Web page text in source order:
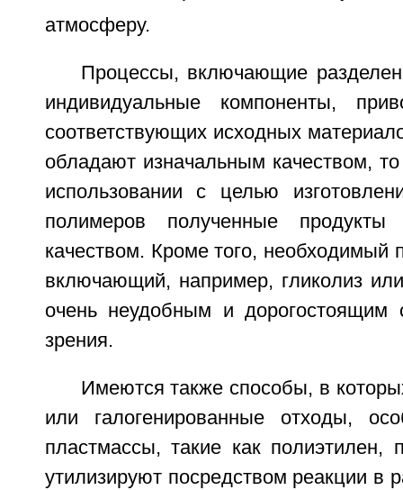
атмосферу.
Процессы, включающие
индивидуальные компоненты,
соответствующих исходных
обладают изначальным качеством,
использовании с целью
полимеров полученные
качеством. Кроме того, необходимый
включающий, например, гликолиз
очень неудобным и дорогостоящим
зрения.
Имеются также способы, в
или галогенированные отходы,
пластмассы, такие как полиэтилен,
утилизируют посредством реакции в